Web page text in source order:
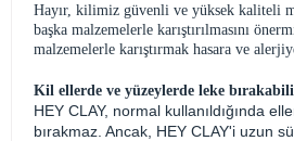
Hayır, kilimiz güvenli ve yüksek kaliteli
başka malzemelerle karıştırılmasını
malzemelerle karıştırmak hasara ve
Kil ellerde ve yüzeylerde leke
HEY CLAY, normal kullanıldığında
bırakmaz. Ancak, HEY CLAY'i uzun